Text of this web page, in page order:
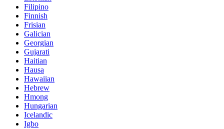
Filipino
Finnish
Frisian
Galician
Georgian
Gujarati
Haitian
Hausa
Hawaiian
Hebrew
Hmong
Hungarian
Icelandic
Igbo